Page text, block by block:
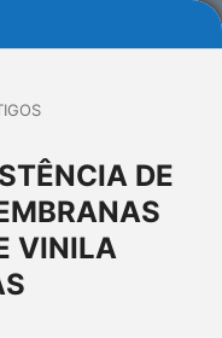
DE
VINILA